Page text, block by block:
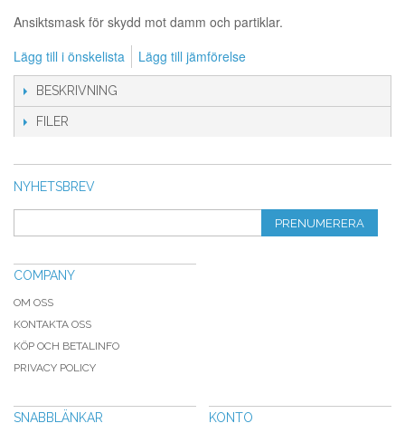
Ansiktsmask för skydd mot damm och partiklar.
Lägg till i önskelista
Lägg till jämförelse
BESKRIVNING
FILER
NYHETSBREV
PRENUMERERA
COMPANY
OM OSS
KONTAKTA OSS
KÖP OCH BETALINFO
PRIVACY POLICY
SNABBLÄNKAR KONTO